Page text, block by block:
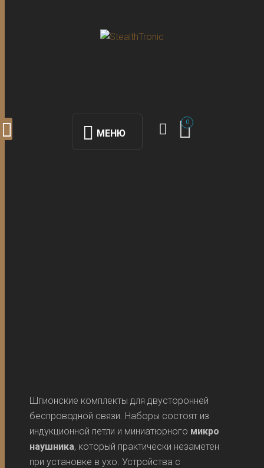
МЕНЮ
0
Шпионские комплекты для двусторонней
беспроводной связи. Наборы состоят из
индукционной петли и миниатюрного микро
наушника, который практически незаметен
при установке в ухо. Устройства с